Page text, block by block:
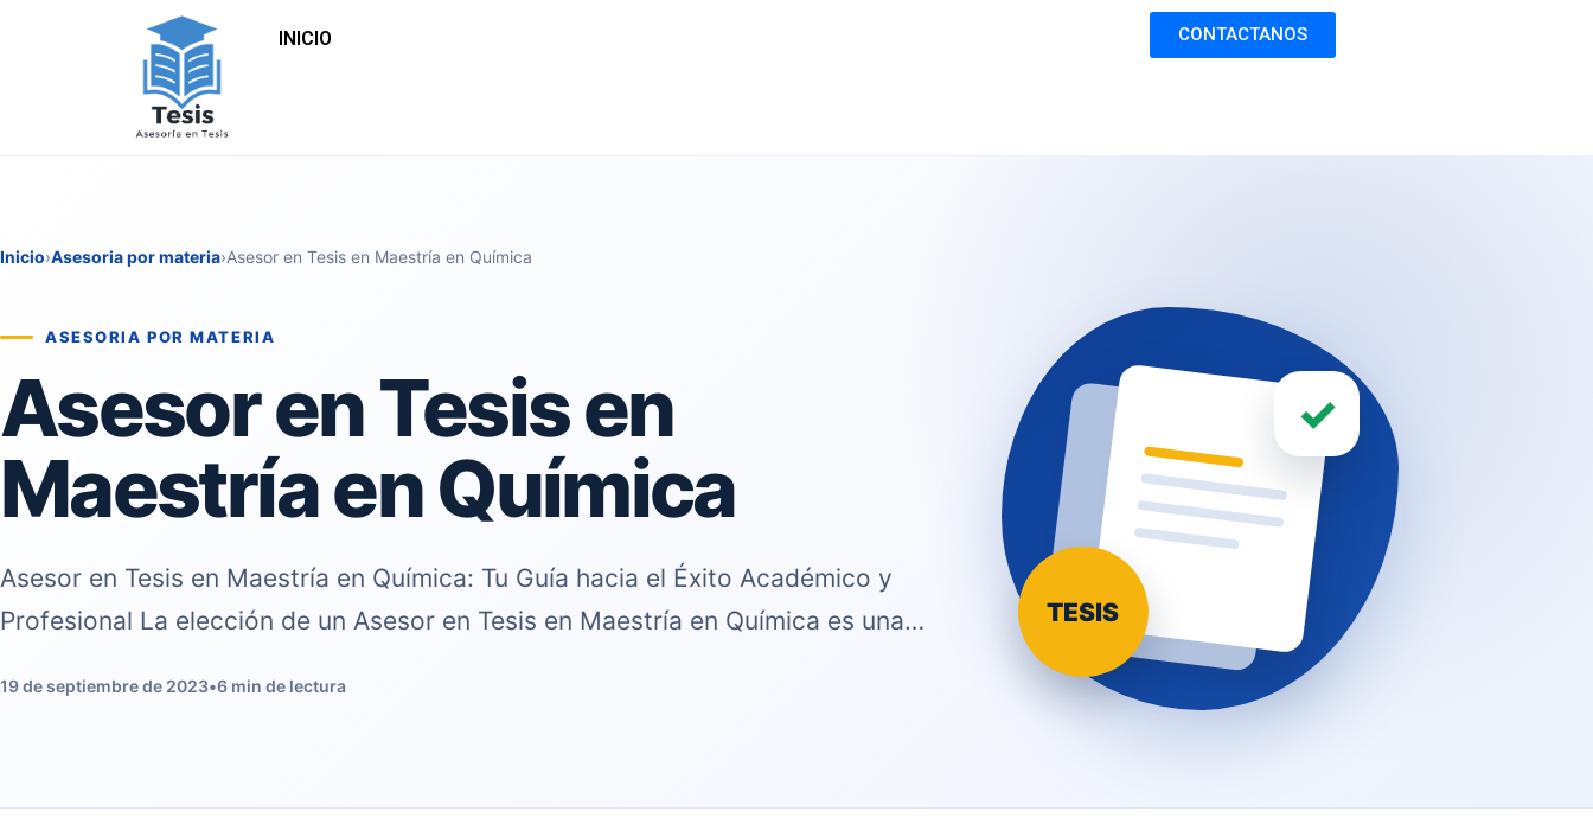
INICIO CONTACTANOS
Inicio›Asesoria por materia›Asesor en Tesis en Maestría en Química
ASESORIA POR MATERIA
Asesor en Tesis en
Maestría en Química
Asesor en Tesis en Maestría en Química: Tu Guía hacia el Éxito Académico y
Profesional La elección de un Asesor en Tesis en Maestría en Química es una…
19 de septiembre de 2023•6 min de lectura
✓
TESIS